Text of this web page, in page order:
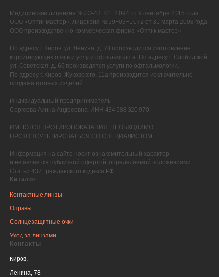
Медицинская лицензия №ЛО-43−01−2 094 от 9 сентября 2015 года
ООО «Оптик мастер». Лицензия № 99−03−1 072 от 31 марта 2008 года
ООО производственно-коммерческая фирма «Оптик мастер»
По адресу г. Киров, ул. Ленина, д. 78 производится изготовление
корригирующих очков и услуги офтальмолога. По адресу г. Слободской,
ул. Советская, д. 66 производятся услуги по офтальмологии.
По адресу г. Киров, Жуковского, 11а производится исключительно
продажа готовых изделий.
Индивидуальный предприниматель
Сергеева Алина Андреевна, ИНН 434 588 320 970
ИМЕЮТСЯ ПРОТИВОПОКАЗАНИЯ. НЕОБХОДИМО
ПРОКОНСУЛЬТИРОВАТЬСЯ СО СПЕЦИАЛИСТОМ
Информация на сайте носит ознакомительный характер
и не является публичной офертой, определяемой положениями
Статьи 437 Гражданского кодекса РФ.
Каталог
Контактные линзы
Оправы
Солнцезащитные очки
Уход за линзами
Контакты
Киров,
Ленина, 78